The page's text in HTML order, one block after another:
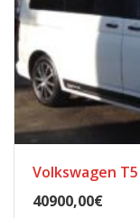
Volkswagen
40900,00€